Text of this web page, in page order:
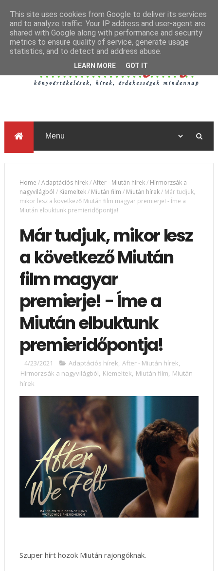
Home /Adaptációs hírek/After - Miután hírek/ Hírmorzsák a
nagyvilágból / Kiemeltek/ Miután film / Miután hírek/ Már tudjuk,
mikor lesz a következő Miután film magyar premierje! - Íme a
Miután elbuktunk premieridőpontja!
Már tudjuk, mikor lesz
a következő Miután
film magyar
premierje! - Íme a
Miután elbuktunk
premieridőpontja!
4/23/2021 Adaptációs hírek, After - Miután hírek,
Hírmorzsák a nagyvilágból, Kiemeltek, Miután film, Miután
hírek
Szuper hírt hozok Miután rajongóknak.
This site uses cookies from Google to deliver its services
and to analyze traffic. Your IP address and user-agent are
shared with Google along with performance and security
metrics to ensure quality of service, generate usage
statistics, and to detect and address abuse.
LEARN MORE GOT IT